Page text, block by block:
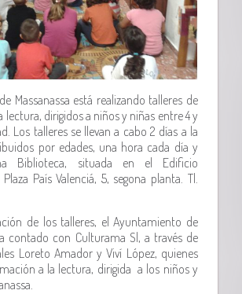
Massanassa está realizando talleres de
lectura, dirigidos a niños y niñas entre 4 y
Los talleres se llevan a cabo 2 días a la
por edades, una hora cada día y
Biblioteca, situada en el Edificio
País Valenciá, 5, segona planta. Tl.
de los talleres, el Ayuntamiento de
contado con Culturama Sl, a través de
Loreto Amador y Viví López, quienes
a la lectura, dirigida a los niños y